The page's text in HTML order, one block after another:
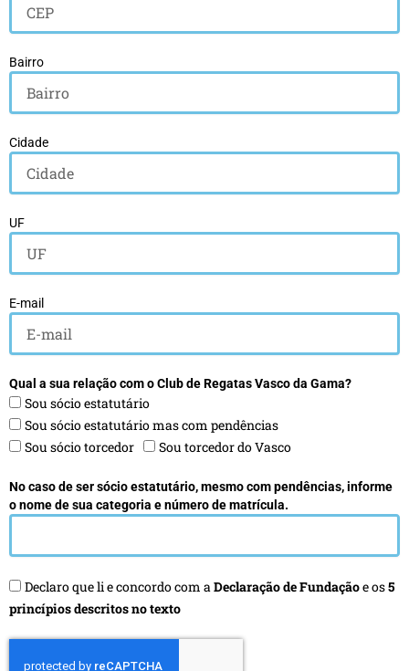
Bairro
Cidade
UF
E-mail
Qual a sua relação com o Club de Regatas Vasco da Gama?
Sou sócio estatutário
Sou sócio estatutário mas com pendências
Sou sócio torcedor
Sou torcedor do Vasco
No caso de ser sócio estatutário, mesmo com pendências, informe
o nome de sua categoria e número de matrícula.
Declaro que li e concordo com aDeclaração de Fundaçãoe os5
princípios descritos no texto